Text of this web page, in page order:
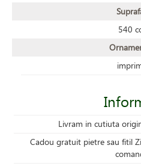
540
Livram in cutiuta
Cadou gratuit pietre sau fitil